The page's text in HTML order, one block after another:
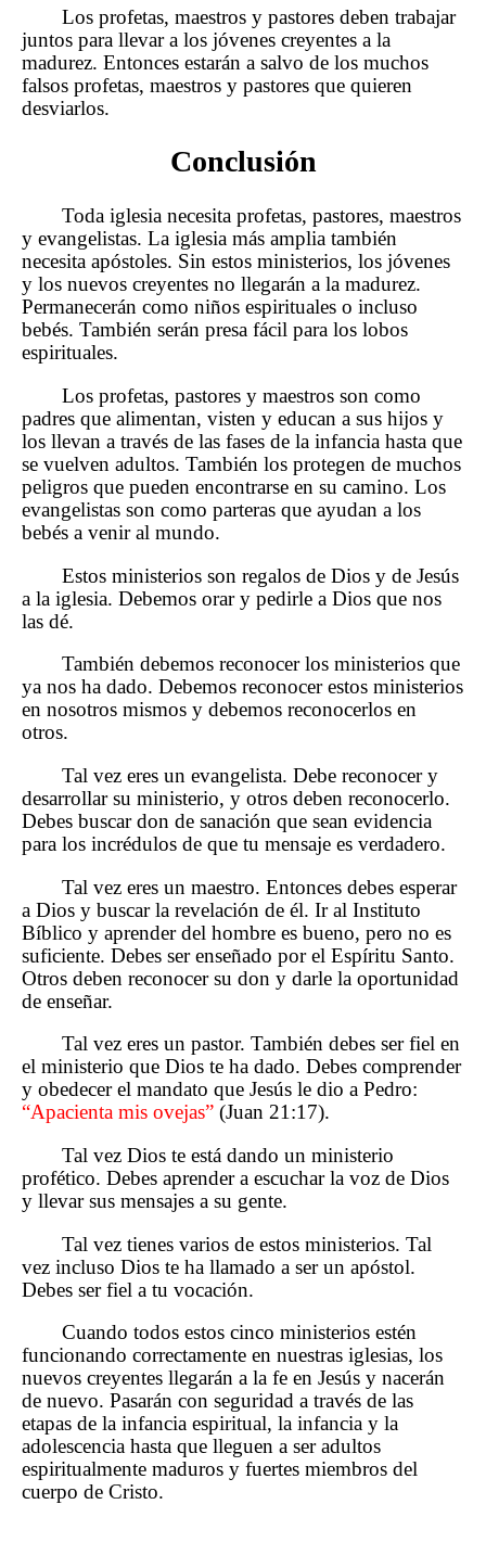
Los profetas, maestros y pastores deben trabajar
juntos para llevar a los jóvenes creyentes a la
madurez. Entonces estarán a salvo de los muchos
falsos profetas, maestros y pastores que quieren
desviarlos.
Conclusión
Toda iglesia necesita profetas, pastores, maestros
y evangelistas. La iglesia más amplia también
necesita apóstoles. Sin estos ministerios, los jóvenes
y los nuevos creyentes no llegarán a la madurez.
Permanecerán como niños espirituales o incluso
bebés. También serán presa fácil para los lobos
espirituales.
Los profetas, pastores y maestros son como
padres que alimentan, visten y educan a sus hijos y
los llevan a través de las fases de la infancia hasta que
se vuelven adultos. También los protegen de muchos
peligros que pueden encontrarse en su camino. Los
evangelistas son como parteras que ayudan a los
bebés a venir al mundo.
Estos ministerios son regalos de Dios y de Jesús
a la iglesia. Debemos orar y pedirle a Dios que nos
las dé.
También debemos reconocer los ministerios que
ya nos ha dado. Debemos reconocer estos ministerios
en nosotros mismos y debemos reconocerlos en
otros.
Tal vez eres un evangelista. Debe reconocer y
desarrollar su ministerio, y otros deben reconocerlo.
Debes buscar don de sanación que sean evidencia
para los incrédulos de que tu mensaje es verdadero.
Tal vez eres un maestro. Entonces debes esperar
a Dios y buscar la revelación de él. Ir al Instituto
Bíblico y aprender del hombre es bueno, pero no es
suficiente. Debes ser enseñado por el Espíritu Santo.
Otros deben reconocer su don y darle la oportunidad
de enseñar.
Tal vez eres un pastor. También debes ser fiel en
el ministerio que Dios te ha dado. Debes comprender
y obedecer el mandato que Jesús le dio a Pedro:
“Apacienta mis ovejas” (Juan 21:17).
Tal vez Dios te está dando un ministerio
profético. Debes aprender a escuchar la voz de Dios
y llevar sus mensajes a su gente.
Tal vez tienes varios de estos ministerios. Tal
vez incluso Dios te ha llamado a ser un apóstol.
Debes ser fiel a tu vocación.
Cuando todos estos cinco ministerios estén
funcionando correctamente en nuestras iglesias, los
nuevos creyentes llegarán a la fe en Jesús y nacerán
de nuevo. Pasarán con seguridad a través de las
etapas de la infancia espiritual, la infancia y la
adolescencia hasta que lleguen a ser adultos
espiritualmente maduros y fuertes miembros del
cuerpo de Cristo.